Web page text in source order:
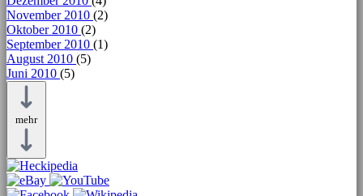
November 2010 (2)
Oktober 2010 (2)
September 2010 (1)
August 2010 (5)
Juni 2010 (5)
mehr